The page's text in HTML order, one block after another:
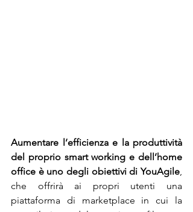
Aumentare l’efficienza e la produttività
del proprio smart working e dell’home
office è uno degli obiettivi di YouAgile,
che offrirà ai propri utenti una
piattaforma di marketplace in cui la